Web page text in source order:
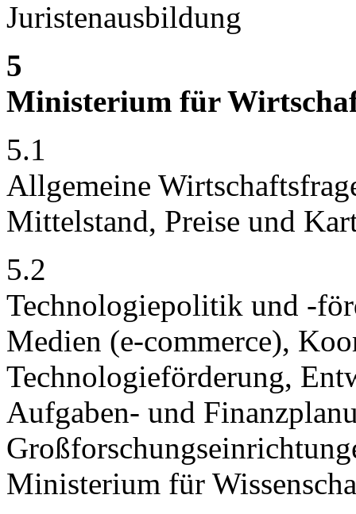
Juristenausbildung
5
Ministerium für
5.1
Allgemeine
Mittelstand, Preise und
5.2
Technologiepolitik und -
Medien (e-commerce),
Technologieförderung,
Aufgaben- und
Ministerium für